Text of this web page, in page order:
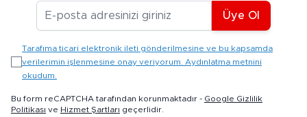
E-posta Adresiniz
Üye Ol
Tarafıma ticari elektronik ileti gönderilmesine ve bu kapsamda
verilerimin işlenmesine onay veriyorum. Aydınlatma metnini
okudum.
Bu form reCAPTCHA tarafından korunmaktadır - Google Gizlilik
Politikası ve Hizmet Şartları geçerlidir.